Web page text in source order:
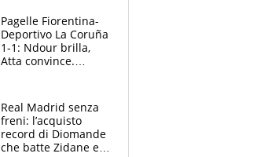
adesso
Pagelle Fiorentina-
Deportivo La Coruña
1-1: Ndour brilla,
Atta convince.
Real Madrid senza
freni: l’acquisto
record di Diomande
che batte Zidane e